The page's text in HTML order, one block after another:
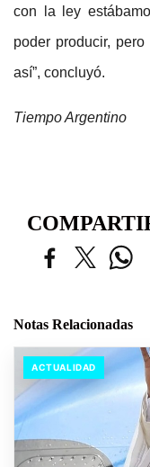
con la ley
poder producir,
así”, concluyó.
Tiempo Argentino
Notas Relacionadas
ACTUALIDAD